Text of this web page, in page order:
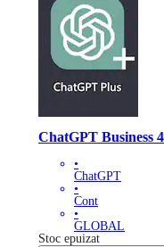
ChatGPT Business
•
ChatGPT
•
Cont
•
GLOBAL
Stoc epuizat